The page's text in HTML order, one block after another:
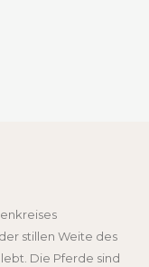
stillen Weite des
Die Pferde sind